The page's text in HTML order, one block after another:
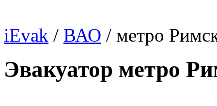
iEvak / ВАО / метро
Эвакуатор метро